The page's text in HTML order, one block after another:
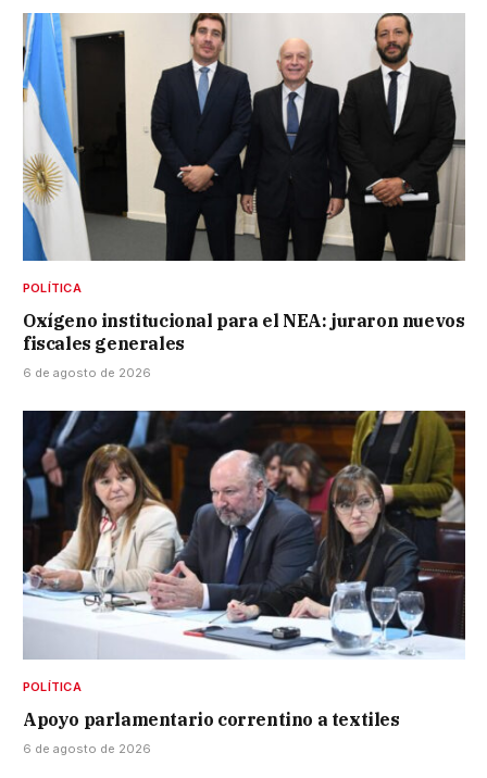
POLÍTICA
Oxígeno institucional para el NEA: juraron nuevos
fiscales generales
6 de agosto de 2026
POLÍTICA
Apoyo parlamentario correntino a textiles
6 de agosto de 2026